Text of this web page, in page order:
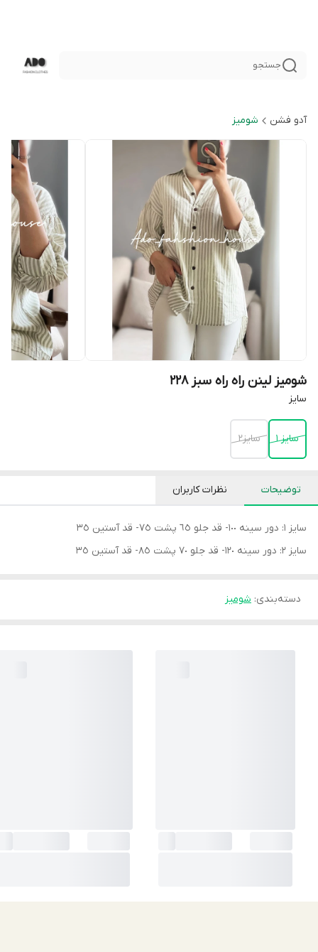
جستجو
آدو فشن شوميز
شومیز لینن راه راه سبز ٢٢٨
سايز
سايز ١ سايز٢
توضیحات نظرات کاربران
سايز ١: دور سينه ١٠٠- قد جلو ٦٥ پشت ٧٥- قد آستين ٣٥
سايز ٢: دور سينه ١٢٠- قد جلو ٧٠ پشت ٨٥- قد آستين ٣٥
دسته‌بندی: شوميز